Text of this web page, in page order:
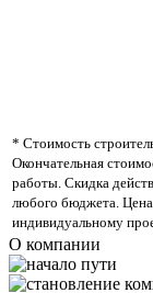
* Стоимость
Окончательная
работы. Скидка
любого бюджета. Цена
индивидуальному
О компании